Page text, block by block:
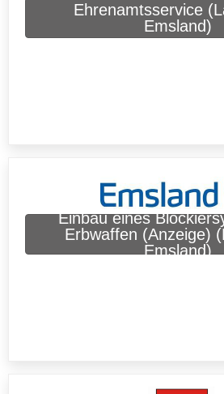
Ehrenamtsservice
Emsland)
Einbau eines
Erbwaffen (Anzeige)
Emsland)